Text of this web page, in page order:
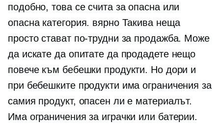
подобно, това се счита за опасна или
опасна категория. вярно Такива неща
просто стават по-трудни за продажба. Може
да искате да опитате да продадете нещо
повече към бебешки продукти. Но дори и
при бебешките продукти има ограничения за
самия продукт, опасен ли е материалът.
Има ограничения за играчки или батерии.